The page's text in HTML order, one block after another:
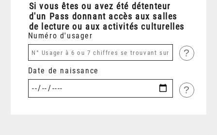
Si vous êtes ou avez été détenteur
d'un Pass donnant accès aux salles
de lecture ou aux activités culturelles
Numéro d'usager
?
Date de naissance
?